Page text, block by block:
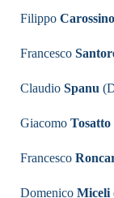
Filippo Carossino
Francesco
Claudio Spanu
Giacomo Tosatto
Francesco
Domenico Miceli